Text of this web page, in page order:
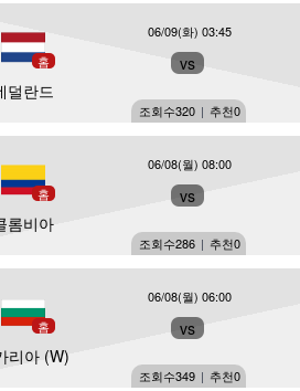
홈
덜란드
vs
06/09(화) 03:45
조회수320 | 추천0
홈
롬비아
vs
06/08(월) 08:00
조회수286 | 추천0
홈
리아 (W)
vs
06/08(월) 06:00
조회수349 | 추천0